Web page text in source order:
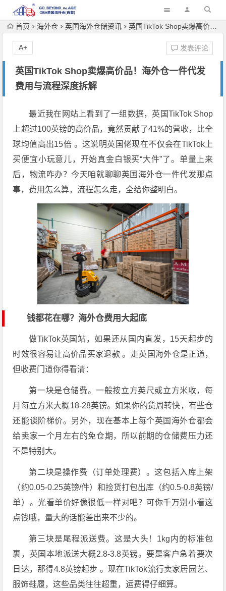
首页 海外仓 英国海外仓储资讯 英国TikTok Shop卖爆高价品！海外仓一件代发费用与流程深度拆解
英国TikTok Shop卖爆高价品！海外仓一件代发
费用与流程深度拆解
发表评论
A+
最近我在网站上看到了一组数据，英国TikTok Shop
上超过100英镑的高价品，竟然贡献了41%的营收，比全
球均值高出15倍 。这说明英国佬现在不仅会在TikTok上
买便宜小玩意儿，开始真金白银买“大件”了。单量上来
后，物流咋办？今天咱就聊聊英国海外仓一件代发那点
事，费用怎么算，流程怎么走，全给你整明白。
钱都花在哪？海外仓费用大起底
做TikTok英国站，如果还从国内直发，15天起步的
时效很容易让高价品买家退款 。走英国海外仓是正道，
但收费门道你得看清：
第一块是仓储费。一般按立方英尺或立方米收，每
月每立方米大概18-28英镑。如果你的货周转快，有些仓
还能谈阶梯价。另外，现在基本上每个英国海外仓都会
给卖家一个月左右的免仓期，所以前期的仓储费压力还
不是特别大。
第二块是操作费（订单处理费）。这包括入库上架
（约0.05-0.25英镑/件）和捡货打包出库（约0.5-0.8英镑/
单）。光看单价好像很低一样对吧？可你千万别小看这
点钱哦，量大的话能差出来不少的。
第三块是尾程派送费。这是大头！1kg内的标准包
裹，英国本地派送大概2.8-3.8英镑。要是客户急着要次
日达，那得4.8英镑起步 。现在TikTok流行卖家居园艺、
服饰鞋履，这些品类往往超重，运费得仔细算。